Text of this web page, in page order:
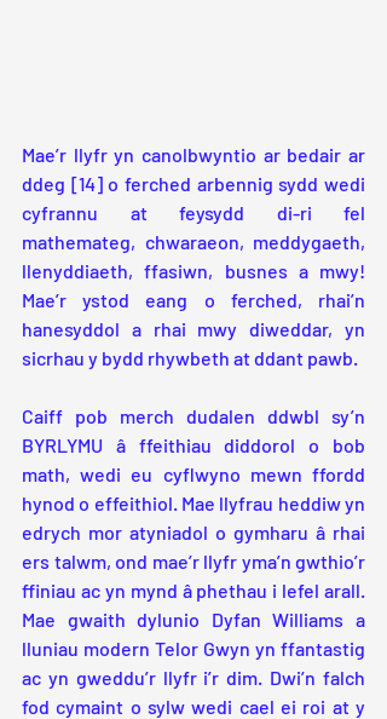
Mae’r llyfr yn canolbwyntio ar bedair ar
ddeg [14] o ferched arbennig sydd wedi
cyfrannu at feysydd di-ri fel
mathemateg, chwaraeon, meddygaeth,
llenyddiaeth, ffasiwn, busnes a mwy!
Mae’r ystod eang o ferched, rhai’n
hanesyddol a rhai mwy diweddar, yn
sicrhau y bydd rhywbeth at ddant pawb.
Caiff pob merch dudalen ddwbl sy’n
BYRLYMU â ffeithiau diddorol o bob
math, wedi eu cyflwyno mewn ffordd
hynod o effeithiol. Mae llyfrau heddiw yn
edrych mor atyniadol o gymharu â rhai
ers talwm, ond mae’r llyfr yma’n gwthio’r
ffiniau ac yn mynd â phethau i lefel arall.
Mae gwaith dylunio Dyfan Williams a
lluniau modern Telor Gwyn yn ffantastig
ac yn gweddu’r llyfr i’r dim. Dwi’n falch
fod cymaint o sylw wedi cael ei roi at y